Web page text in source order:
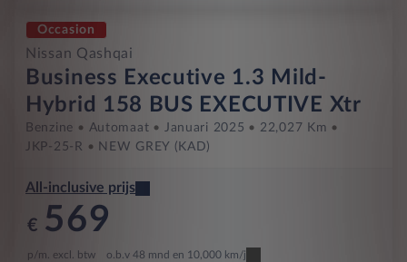
Occasion
Nissan Qashqai
Business Executive 1.3 Mild-
Hybrid 158 BUS EXECUTIVE Xtr
Benzine Automaat Januari 2025
22,027 Km
JKP-25-R
NEW GREY (KAD)
All-inclusive prijs
€ 569
p/m. excl. btw o.b.v 48 mnd en 10,000 km/j